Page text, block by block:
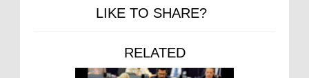
LIKE TO SHARE?
RELATED